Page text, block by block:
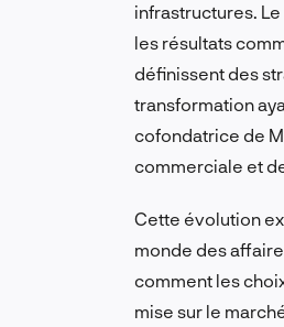
infrastructures.
les résultats
définissent des
transformation
cofondatrice de
commerciale et
Cette évolution
monde des
comment les
mise sur le